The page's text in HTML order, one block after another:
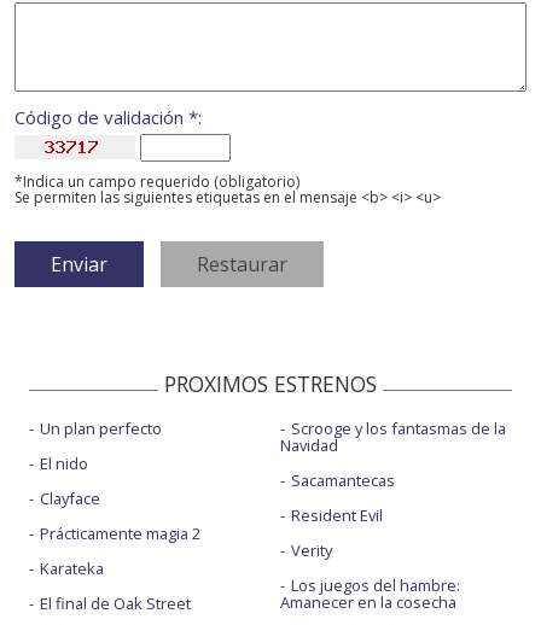
Código de validación *:
*Indica un campo requerido (obligatorio)
Se permiten las siguientes etiquetas en el mensaje <b> <i> <u>
PROXIMOS ESTRENOS
Un plan perfecto
El nido
Clayface
Prácticamente magia 2
Karateka
El final de Oak Street
Scrooge y los fantasmas de la
Navidad
Sacamantecas
Resident Evil
Verity
Los juegos del hambre:
Amanecer en la cosecha